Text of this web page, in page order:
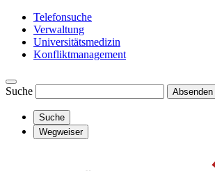
Telefonsuche
Verwaltung
Universitätsmedizin
Konfliktmanagement
Suche Absenden
Suche
Wegweiser